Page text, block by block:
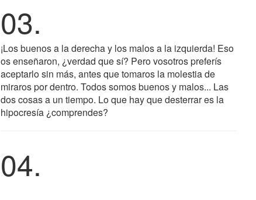
03.
¡Los buenos a la derecha y los malos a la izquierda! Eso
os enseñaron, ¿verdad que sí? Pero vosotros preferís
aceptarlo sin más, antes que tomaros la molestia de
miraros por dentro. Todos somos buenos y malos... Las
dos cosas a un tiempo. Lo que hay que desterrar es la
hipocresía ¿comprendes?
04.